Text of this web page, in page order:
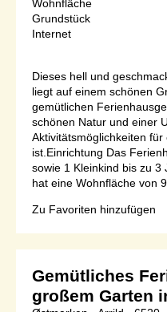
Wohnfläche
Grundstück
Internet
Dieses hell und
liegt auf einem schönen
gemütlichen
schönen Natur und einer
Aktivitätsmöglichkeiten
ist.Einrichtung Das
sowie 1 Kleinkind bis zu
hat eine Wohnfläche von
Zu Favoriten hinzufügen
Gemütliches
großem Garten